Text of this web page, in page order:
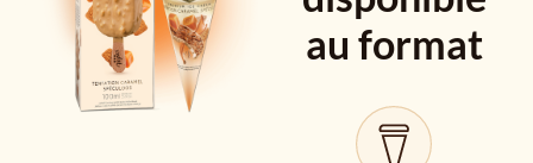
au format